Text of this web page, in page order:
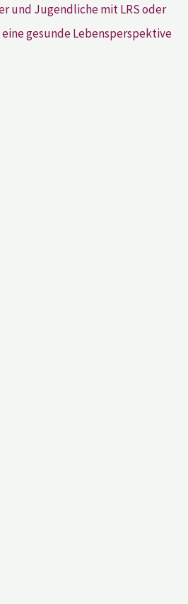
und Jugendliche mit LRS oder
gesunde Lebensperspektive